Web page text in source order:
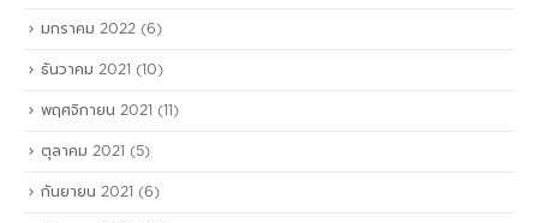
มกราคม 2022 (6)
ธันวาคม 2021 (10)
พฤศจิกายน 2021 (11)
ตุลาคม 2021 (5)
กันยายน 2021 (6)